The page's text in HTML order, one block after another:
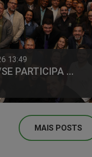
13:49
PARTICIPA ...
MAIS POSTS